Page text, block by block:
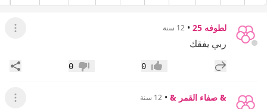
لطوفه 25 • 12 سنة عرض
ربي يفقك
إضافة رد جديد إعجاب0 عدم إعجاب
0
& صفاء القمر & • 12 سنة عرض